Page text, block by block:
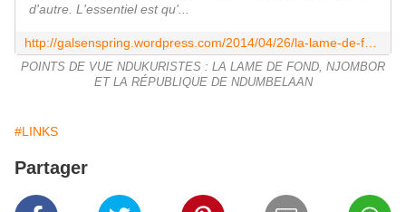
d'autre. L'essentiel est qu'...
POINTS DE VUE NDUKURISTES : LA LAME DE FOND, NJOMBOR
ET LA RÉPUBLIQUE DE NDUMBELAAN
#LINKS
Partager